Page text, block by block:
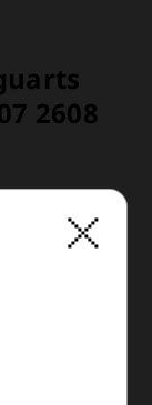
2608
消訂單
後再進行